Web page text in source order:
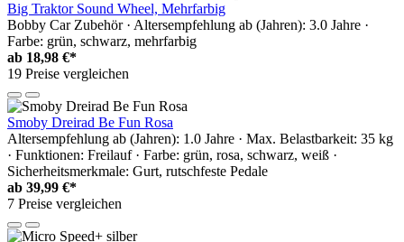
Big Traktor Sound Wheel, Mehrfarbig
Bobby Car Zubehör · Altersempfehlung ab (Jahren): 3.0 Jahre ·
Farbe: grün, schwarz, mehrfarbig
ab 18,98 €*
19 Preise vergleichen
Smoby Dreirad Be Fun Rosa
Altersempfehlung ab (Jahren): 1.0 Jahre · Max. Belastbarkeit: 35 kg
· Funktionen: Freilauf · Farbe: grün, rosa, schwarz, weiß ·
Sicherheitsmerkmale: Gurt, rutschfeste Pedale
ab 39,99 €*
7 Preise vergleichen